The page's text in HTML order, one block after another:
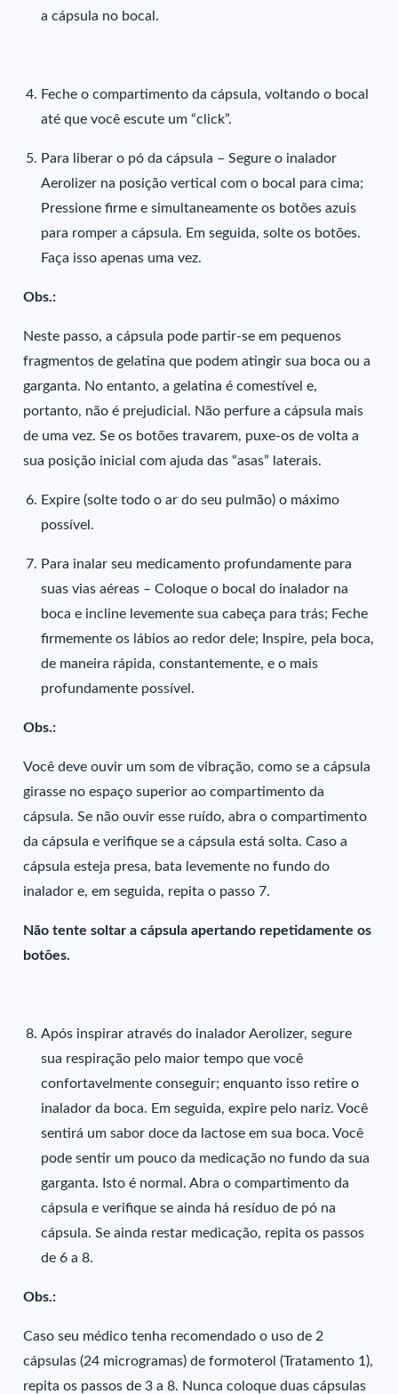
a cápsula no bocal.
Feche o compartimento da cápsula, voltando o bocal
até que você escute um “click”.
Para liberar o pó da cápsula – Segure o inalador
Aerolizer na posição vertical com o bocal para cima;
Pressione firme e simultaneamente os botões azuis
para romper a cápsula. Em seguida, solte os botões.
Faça isso apenas uma vez.
Obs.:
Neste passo, a cápsula pode partir-se em pequenos
fragmentos de gelatina que podem atingir sua boca ou a
garganta. No entanto, a gelatina é comestível e,
portanto, não é prejudicial. Não perfure a cápsula mais
de uma vez. Se os botões travarem, puxe-os de volta a
sua posição inicial com ajuda das “asas” laterais.
Expire (solte todo o ar do seu pulmão) o máximo
possível.
Para inalar seu medicamento profundamente para
suas vias aéreas – Coloque o bocal do inalador na
boca e incline levemente sua cabeça para trás; Feche
firmemente os lábios ao redor dele; Inspire, pela boca,
de maneira rápida, constantemente, e o mais
profundamente possível.
Obs.:
Você deve ouvir um som de vibração, como se a cápsula
girasse no espaço superior ao compartimento da
cápsula. Se não ouvir esse ruído, abra o compartimento
da cápsula e verifique se a cápsula está solta. Caso a
cápsula esteja presa, bata levemente no fundo do
inalador e, em seguida, repita o passo 7.
Não tente soltar a cápsula apertando repetidamente os
botões.
Após inspirar através do inalador Aerolizer, segure
sua respiração pelo maior tempo que você
confortavelmente conseguir; enquanto isso retire o
inalador da boca. Em seguida, expire pelo nariz. Você
sentirá um sabor doce da lactose em sua boca. Você
pode sentir um pouco da medicação no fundo da sua
garganta. Isto é normal. Abra o compartimento da
cápsula e verifique se ainda há resíduo de pó na
cápsula. Se ainda restar medicação, repita os passos
de 6 a 8.
Obs.:
Caso seu médico tenha recomendado o uso de 2
cápsulas (24 microgramas) de formoterol (Tratamento 1),
repita os passos de 3 a 8. Nunca coloque duas cápsulas